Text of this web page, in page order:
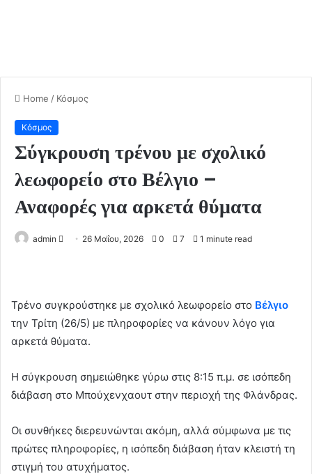
Home / Κόσμος
Κόσμος
Σύγκρουση τρένου με σχολικό
λεωφορείο στο Βέλγιο –
Αναφορές για αρκετά θύματα
admin
a
n
e
a
26 Μαΐου, 2026 0 7 1 minute read
Τρένο συγκρούστηκε με σχολικό λεωφορείο στο Βέλγιο
την Τρίτη (26/5) με πληροφορίες να κάνουν λόγο για
αρκετά θύματα.
Η σύγκρουση σημειώθηκε γύρω στις 8:15 π.μ. σε ισόπεδη
διάβαση στο Μπούχενχαουτ στην περιοχή της Φλάνδρας.
Οι συνθήκες διερευνώνται ακόμη, αλλά σύμφωνα με τις
πρώτες πληροφορίες, η ισόπεδη διάβαση ήταν κλειστή τη
στιγμή του ατυχήματος.